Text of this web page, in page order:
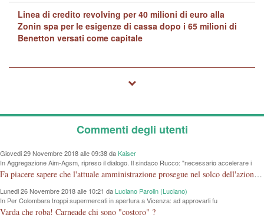
Linea di credito revolving per 40 milioni di euro alla
Zonin spa per le esigenze di cassa dopo i 65 milioni di
Benetton versati come capitale
Commenti degli utenti
Giovedi 29 Novembre 2018 alle 09:38 daKaiser
In Aggregazione Aim-Agsm, ripreso il dialogo. Il sindaco Rucco: "necessario accelerare i
tempi"
Fa piacere sapere che l'attuale amministrazione prosegue nel solco dell'azione iniziata dalla vecchia senza tante polemiche. Come per la mostra al Chiericati, si dimostra che l'amministrazione non deve essere per forza in opposizione a quello che hanno fatto gli altri.
Lunedi 26 Novembre 2018 alle 10:21 daLuciano Parolin (Luciano)
In Per Colombara troppi supermercati in apertura a Vicenza: ad approvarli fu
l'amministrazione di cui faceva parte
Varda che roba! Carneade chi sono "costoro" ?